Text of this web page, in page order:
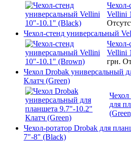
Чехол-
Vellini
Чехол-стенд универсальный
Чехол-
Vellini
грн.
Чехол Drobak универсальный
Клатч (Green)
для
Чехол-ротатор Drobak для
7"-8" (Black)